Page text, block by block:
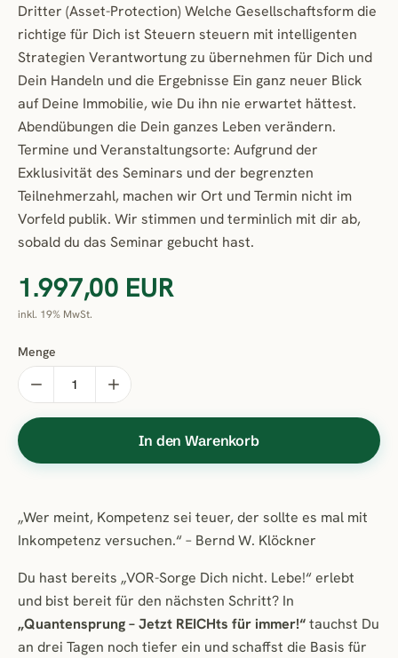
Dritter (Asset-Protection) Welche Gesellschaftsform die
richtige für Dich ist Steuern steuern mit intelligenten
Strategien Verantwortung zu übernehmen für Dich und
Dein Handeln und die Ergebnisse Ein ganz neuer Blick
auf Deine Immobilie, wie Du ihn nie erwartet hättest.
Abendübungen die Dein ganzes Leben verändern.
Termine und Veranstaltungsorte: Aufgrund der
Exklusivität des Seminars und der begrenzten
Teilnehmerzahl, machen wir Ort und Termin nicht im
Vorfeld publik. Wir stimmen und terminlich mit dir ab,
sobald du das Seminar gebucht hast.
1.997,00 EUR
inkl. 19% MwSt.
Menge
In den Warenkorb
„Wer meint, Kompetenz sei teuer, der sollte es mal mit
Inkompetenz versuchen.“ – Bernd W. Klöckner
Du hast bereits „VOR-Sorge Dich nicht. Lebe!“ erlebt
und bist bereit für den nächsten Schritt? In
„Quantensprung – Jetzt REICHts für immer!“tauchst Du
an drei Tagen noch tiefer ein und schaffst die Basis für